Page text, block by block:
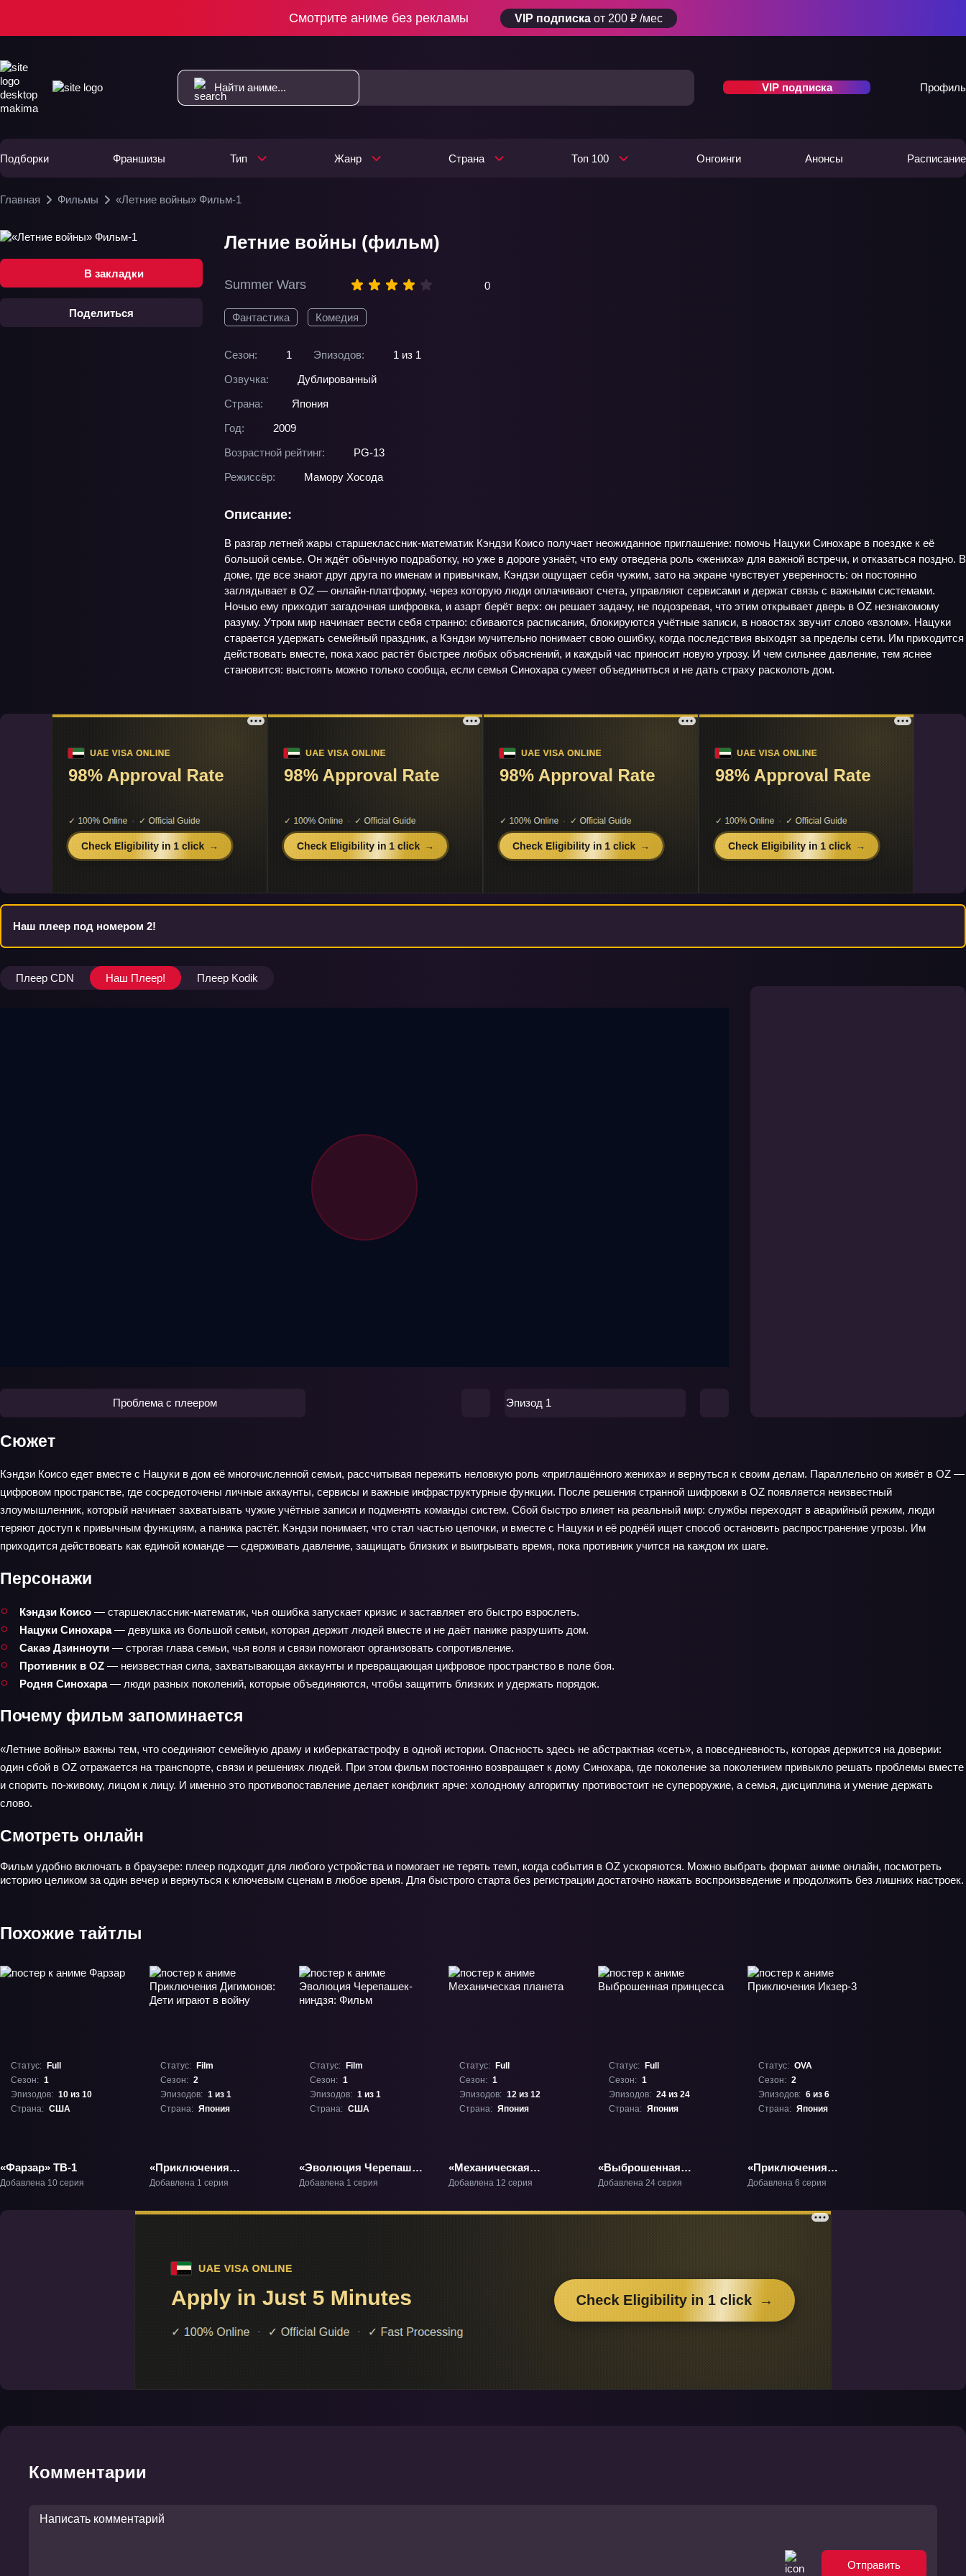
Смотрите аниме без рекламы VIP подписка от 200 ₽ /мес
VIP подписка Профиль
Подборки Франшизы Тип Жанр Страна Топ 100 Онгоинги Анонсы Расписание
Главная Фильмы «Летние войны» Фильм-1
В закладки
Поделиться
Летние войны (фильм)
Summer Wars 0
Фантастика Комедия
Сезон: 1 Эпизодов:
1 из 1
Озвучка:
Дублированный
Страна:
Япония
Год:
2009
Возрастной рейтинг:
PG-13
Режиссёр:
Мамору Хосода
Описание:
В разгар летней жары старшеклассник‑математик Кэндзи Коисо получает неожиданное приглашение: помочь Нацуки Синохаре в поездке к её
большой семье. Он ждёт обычную подработку, но уже в дороге узнаёт, что ему отведена роль «жениха» для важной встречи, и отказаться поздно. В
доме, где все знают друг друга по именам и привычкам, Кэндзи ощущает себя чужим, зато на экране чувствует уверенность: он постоянно
заглядывает в OZ — онлайн‑платформу, через которую люди оплачивают счета, управляют сервисами и держат связь с важными системами.
Ночью ему приходит загадочная шифровка, и азарт берёт верх: он решает задачу, не подозревая, что этим открывает дверь в OZ незнакомому
разуму. Утром мир начинает вести себя странно: сбиваются расписания, блокируются учётные записи, в новостях звучит слово «взлом». Нацуки
старается удержать семейный праздник, а Кэндзи мучительно понимает свою ошибку, когда последствия выходят за пределы сети. Им приходится
действовать вместе, пока хаос растёт быстрее любых объяснений, и каждый час приносит новую угрозу. И чем сильнее давление, тем яснее
становится: выстоять можно только сообща, если семья Синохара сумеет объединиться и не дать страху расколоть дом.
Наш плеер под номером 2!
Плеер CDN Наш Плеер! Плеер Kodik
Проблема с плеером Эпизод 1
Сюжет
Кэндзи Коисо едет вместе с Нацуки в дом её многочисленной семьи, рассчитывая пережить неловкую роль «приглашённого жениха» и вернуться к своим делам. Параллельно он живёт в OZ —
цифровом пространстве, где сосредоточены личные аккаунты, сервисы и важные инфраструктурные функции. После решения странной шифровки в OZ появляется неизвестный
злоумышленник, который начинает захватывать чужие учётные записи и подменять команды систем. Сбой быстро влияет на реальный мир: службы переходят в аварийный режим, люди
теряют доступ к привычным функциям, а паника растёт. Кэндзи понимает, что стал частью цепочки, и вместе с Нацуки и её роднёй ищет способ остановить распространение угрозы. Им
приходится действовать как единой команде — сдерживать давление, защищать близких и выигрывать время, пока противник учится на каждом их шаге.
Персонажи
Кэндзи Коисо — старшеклассник‑математик, чья ошибка запускает кризис и заставляет его быстро взрослеть.
Нацуки Синохара— девушка из большой семьи, которая держит людей вместе и не даёт панике разрушить дом.
Сакаэ Дзинноути — строгая глава семьи, чья воля и связи помогают организовать сопротивление.
Противник в OZ — неизвестная сила, захватывающая аккаунты и превращающая цифровое пространство в поле боя.
Родня Синохара— люди разных поколений, которые объединяются, чтобы защитить близких и удержать порядок.
Почему фильм запоминается
«Летние войны» важны тем, что соединяют семейную драму и киберкатастрофу в одной истории. Опасность здесь не абстрактная «сеть», а повседневность, которая держится на доверии:
один сбой в OZ отражается на транспорте, связи и решениях людей. При этом фильм постоянно возвращает к дому Синохара, где поколение за поколением привыкло решать проблемы вместе
и спорить по‑живому, лицом к лицу. И именно это противопоставление делает конфликт ярче: холодному алгоритму противостоит не супероружие, а семья, дисциплина и умение держать
слово.
Смотреть онлайн
Фильм удобно включать в браузере: плеер подходит для любого устройства и помогает не терять темп, когда события в OZ ускоряются. Можно выбрать формат аниме онлайн, посмотреть
историю целиком за один вечер и вернуться к ключевым сценам в любое время. Для быстрого старта без регистрации достаточно нажать воспроизведение и продолжить без лишних настроек.
Похожие тайтлы
Статус:
Full
Сезон: 1
Эпизодов: 10 из 10
Страна: США
«Фарзар» ТВ-1
Добавлена 10 серия
Статус:
Film
Сезон: 2
Эпизодов: 1 из 1
Страна: Япония
«Приключения
Дигимонов: Дети
Фильм-2
Добавлена 1 серия
Статус:
Film
Сезон: 1
Эпизодов: 1 из 1
Страна: США
«Эволюция Черепашек-
ниндзя: Фильм»
Добавлена 1 серия
Статус:
Full
Сезон: 1
Эпизодов: 12 из 12
Страна: Япония
«Механическая
планета» ТВ-1
Добавлена 12 серия
Статус:
Full
Сезон: 1
Эпизодов: 24 из 24
Страна: Япония
«Выброшенная
принцесса» ТВ-1
Добавлена 24 серия
Статус: OVA
Сезон: 2
Эпизодов: 6 из 6
Страна: Япония
«Приключения
Икзер-3» ОВА-2
Добавлена 6 серия
Комментарии
Отправить